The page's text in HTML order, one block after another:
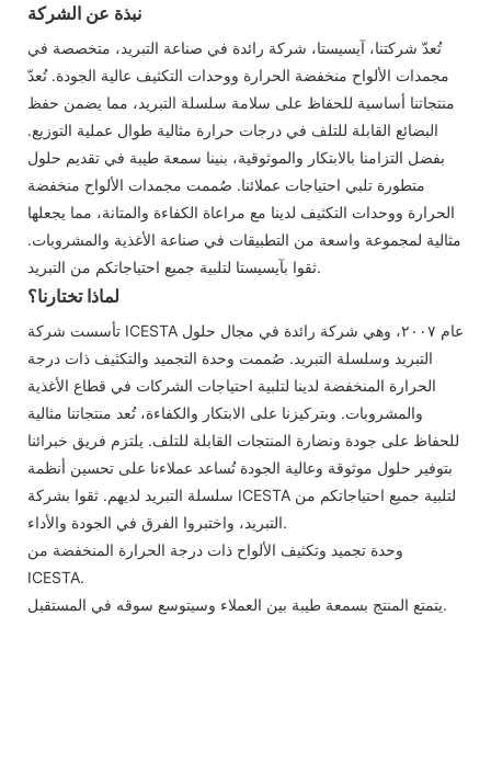
نبذة عن الشركة
تُعدّ شركتنا، آيسيستا، شركة رائدة في صناعة التبريد، متخصصة في
مجمدات الألواح منخفضة الحرارة ووحدات التكثيف عالية الجودة. تُعدّ
منتجاتنا أساسية للحفاظ على سلامة سلسلة التبريد، مما يضمن حفظ
البضائع القابلة للتلف في درجات حرارة مثالية طوال عملية التوزيع.
بفضل التزامنا بالابتكار والموثوقية، بنينا سمعة طيبة في تقديم حلول
متطورة تلبي احتياجات عملائنا. صُممت مجمدات الألواح منخفضة
الحرارة ووحدات التكثيف لدينا مع مراعاة الكفاءة والمتانة، مما يجعلها
مثالية لمجموعة واسعة من التطبيقات في صناعة الأغذية والمشروبات.
ثقوا بآيسيستا لتلبية جميع احتياجاتكم من التبريد.
لماذا تختارنا؟
تأسست شركة ICESTA عام ٢٠٠٧، وهي شركة رائدة في مجال حلول
التبريد وسلسلة التبريد. صُممت وحدة التجميد والتكثيف ذات درجة
الحرارة المنخفضة لدينا لتلبية احتياجات الشركات في قطاع الأغذية
والمشروبات. وبتركيزنا على الابتكار والكفاءة، تُعد منتجاتنا مثالية
للحفاظ على جودة ونضارة المنتجات القابلة للتلف. يلتزم فريق خبرائنا
بتوفير حلول موثوقة وعالية الجودة تُساعد عملاءنا على تحسين أنظمة
سلسلة التبريد لديهم. ثقوا بشركة ICESTA لتلبية جميع احتياجاتكم من
التبريد، واختبروا الفرق في الجودة والأداء.
وحدة تجميد وتكثيف الألواح ذات درجة الحرارة المنخفضة من
ICESTA.
يتمتع المنتج بسمعة طيبة بين العملاء وسيتوسع سوقه في المستقبل.